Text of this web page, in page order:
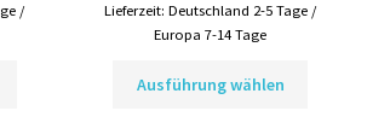
/
Lieferzeit:Deutschland 2-5 Tage /
Europa 7-14 Tage
Ausführung wählen